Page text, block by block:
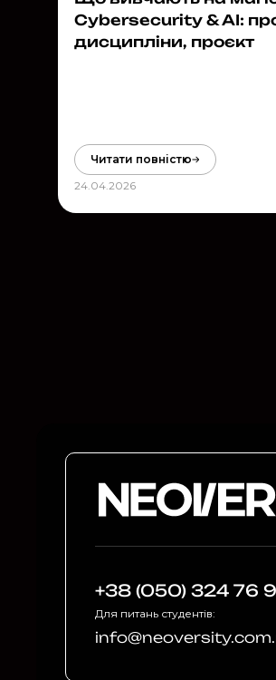
Cybersecurity & AI:
дисципліни, проєкт
Читати повністю
24.04.2026
+38 (050) 324 76
Для питань студентів: